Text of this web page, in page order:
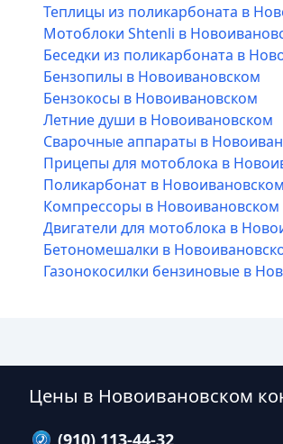
Теплицы из поликарбоната в
Мотоблоки Shtenli в
Беседки из поликарбоната в
Бензопилы в Новоивановском
Бензокосы в Новоивановском
Летние души в Новоивановском
Сварочные аппараты в
Прицепы для мотоблока в
Поликарбонат в Новоивановском
Компрессоры в Новоивановском
Двигатели для мотоблока в
Бетономешалки в
Газонокосилки бензиновые в
Цены в Новоивановском
(910) 113-44-32